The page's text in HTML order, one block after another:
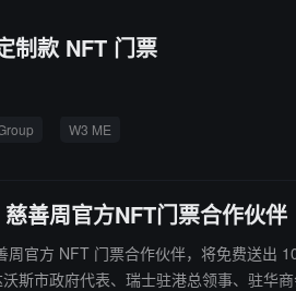
制款 NFT 门票
W3 ME
善周官方NFT门票合作伙伴
官方 NFT 门票合作伙伴，将免费送出